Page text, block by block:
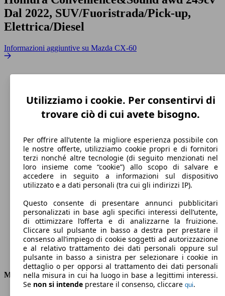
Dal 2022, SUV/Fuoristrada/Pick-up,
Elettrica/Diesel
Informazioni aggiuntive su Mazda CX-60
219 km/h
Elettrica/Diesel
Carburante
Motore e Prestazioni
Utilizziamo i cookie. Per consentirvi di
trovare ciò di cui avete bisogno.
Per offrire all’utente la migliore esperienza possibile con
le nostre offerte, utilizziamo cookie propri e di fornitori
terzi nonché altre tecnologie (di seguito menzionati nel
loro insieme come “cookie”) allo scopo di salvare e
accedere in seguito a informazioni sul dispositivo
utilizzato e a dati personali (tra cui gli indirizzi IP).
Questo consente di presentare annunci pubblicitari
personalizzati in base agli specifici interessi dell’utente,
di ottimizzare l’offerta e di analizzarne la fruizione.
Cliccare sul pulsante in basso a destra per prestare il
consenso all’impiego di cookie soggetti ad autorizzazione
e al relativo trattamento dei dati personali oppure sul
pulsante in basso a sinistra per selezionare i cookie in
dettaglio o per opporsi al trattamento dei dati personali
nella misura in cui ha luogo in base a legittimi interessi.
Se non si intende prestare il consenso, cliccare qui.